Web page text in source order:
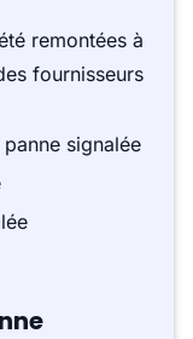
remontées à
fournisseurs
signalée